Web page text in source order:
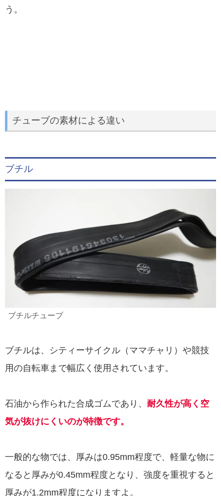
う。
チューブの素材による違い
ブチル
ブチルチューブ
ブチルは、シティーサイクル（ママチャリ）や競技
用の自転車まで幅広く使用されています。
石油から作られた合成ゴムであり、 耐久性が高く空
気が抜けにくいのが特徴です。
一般的な物では、厚みは0.95mm程度で、軽量な物に
なると厚みが0.45mm程度となり、強度を重視すると
厚みが1.2mm程度になりますよ。